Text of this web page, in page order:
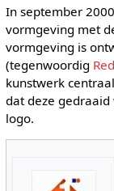
In september
vormgeving met
vormgeving is
(tegenwoordig
kunstwerk
dat deze
logo.